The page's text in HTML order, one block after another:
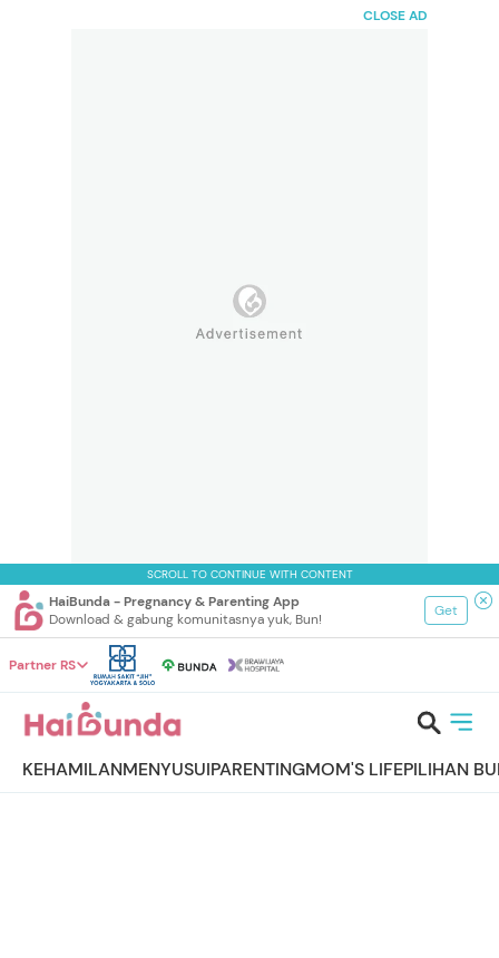
CLOSE AD
SCROLL TO CONTINUE WITH CONTENT
HaiBunda - Pregnancy & Parenting App
Download & gabung komunitasnya yuk, Bun!
Get
Partner RS
KEHAMILANMENYUSUIPARENTINGMOM'S LIFEPILIHAN